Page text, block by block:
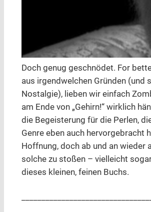
Doch genug geschnödet. For
aus irgendwelchen Gründen (und
Nostalgie), lieben wir einfach
am Ende von „Gehirn!“ wirklich
die Begeisterung für die Perlen,
Genre eben auch hervorgebracht
Hoffnung, doch ab und an wieder
solche zu stoßen – vielleicht
dieses kleinen, feinen Buchs.